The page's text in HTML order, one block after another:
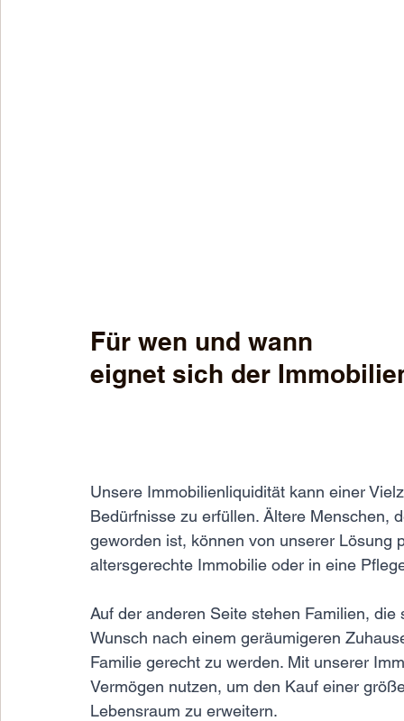
Für wen und wann
eignet sich der
Unsere Immobilienliquidität kann einer
Bedürfnisse zu erfüllen. Ältere Menschen,
geworden ist, können von unserer
altersgerechte Immobilie oder in eine
Auf der anderen Seite stehen Familien,
Wunsch nach einem geräumigeren
Familie gerecht zu werden. Mit unserer
Vermögen nutzen, um den Kauf einer
Lebensraum zu erweitern.